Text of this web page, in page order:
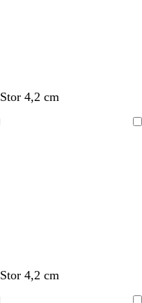
Stor 4,2 cm
Stor 4,2 cm